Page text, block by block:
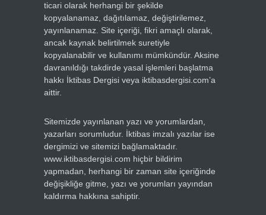
ticari olarak herhangi bir şekilde
kopyalanamaz, dağıtılamaz, değiştirilemez,
yayınlanamaz. Site içeriği, fikri amaçlı olarak,
ancak kaynak belirtilmek suretiyle
kopyalanabilir ve kullanımı mümkündür. Aksine
davranıldığı takdirde yasal işlemleri başlatma
hakkı İktibas Dergisi veya iktibasdergisi.com’a
aittir.
Sitemizde yayınlanan yazı ve yorumlardan,
yazarları sorumludur. İktibas imzalı yazılar ise
dergimizi ve sitemizi bağlamaktadır.
www.iktibasdergisi.com hiçbir bildirim
yapmadan, herhangi bir zaman site içeriğinde
değişikliğe gitme, yazı ve yorumları yayından
kaldırma hakkına sahiptir.